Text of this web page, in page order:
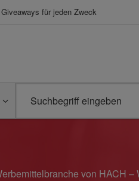
Giveaways für jeden Zweck
von HACH